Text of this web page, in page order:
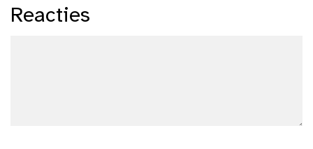
Reacties